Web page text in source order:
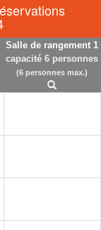
Salle de rangement 1
capacité 6 personnes
(6 personnes max.)